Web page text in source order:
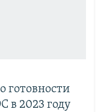
готовности
в 2023 году